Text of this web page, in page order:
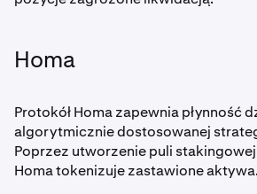
Homa
Protokół Homa zapewnia płynność
algorytmicznie dostosowanej
Poprzez utworzenie puli stakingowej
Homa tokenizuje zastawione aktywa.